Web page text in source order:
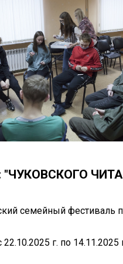
семейный фестиваль
г. по